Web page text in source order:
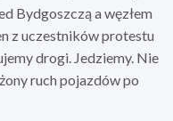
Bydgoszczą a węzłem
z uczestników protestu
drogi. Jedziemy. Nie
ruch pojazdów po